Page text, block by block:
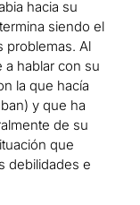
hacia su
siendo el
problemas. Al
a hablar con su
la que hacía
y que ha
de su
que
debilidades e